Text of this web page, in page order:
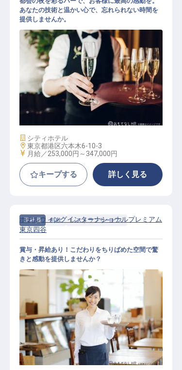
【グランドハイアット東京】バーテ
ンダー（チームリーダー）
あなたの技術と温かい心で、忘れられない時間を
提供しませんか。
施設業態
シティホテル
勤務地
東京都港区六本木6-10-3
給与
月給／253,000円～ 347,000円
キープする 詳しく見る
正社員 料飲 レストランサービス
レストランホールスタッフ
ホテルウィングインターナショナルプレミアム
東京四谷
賞与・昇給あり！こだわりをちりばめた空間で驚
きと感動を提供しませんか？